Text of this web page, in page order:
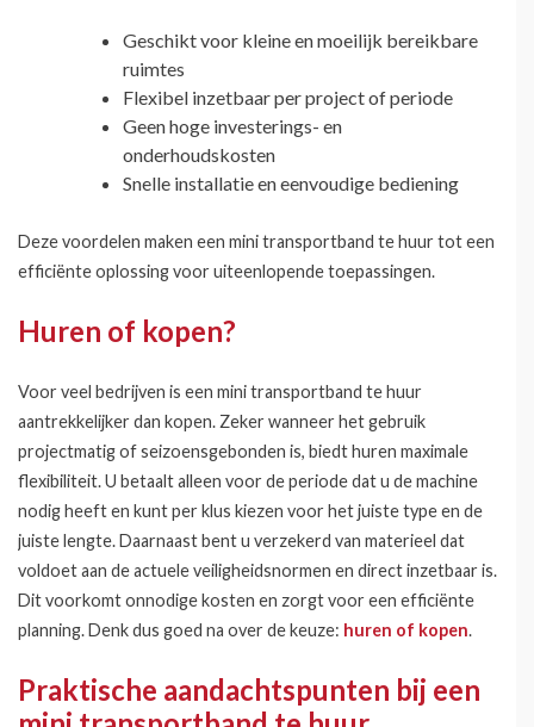
Geschikt voor kleine en moeilijk bereikbare
ruimtes
Flexibel inzetbaar per project of periode
Geen hoge investerings- en
onderhoudskosten
Snelle installatie en eenvoudige bediening
Deze voordelen maken een mini transportband te huur tot een
efficiënte oplossing voor uiteenlopende toepassingen.
Huren of kopen?
Voor veel bedrijven is een mini transportband te huur
aantrekkelijker dan kopen. Zeker wanneer het gebruik
projectmatig of seizoensgebonden is, biedt huren maximale
flexibiliteit. U betaalt alleen voor de periode dat u de machine
nodig heeft en kunt per klus kiezen voor het juiste type en de
juiste lengte. Daarnaast bent u verzekerd van materieel dat
voldoet aan de actuele veiligheidsnormen en direct inzetbaar is.
Dit voorkomt onnodige kosten en zorgt voor een efficiënte
planning. Denk dus goed na over de keuze: huren of kopen.
Praktische aandachtspunten bij een